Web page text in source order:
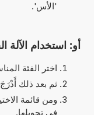
'الأس'.
أو: استخدام الآلة
اختر الفئة
ثم بعد ذلك أَدْرَجَ
ومن قائمة
في تحويلها.